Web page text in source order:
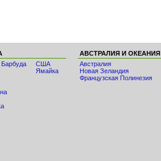
Барбуда
США
Ямайка
АВСТРАЛИЯ И ОКЕАНИЯ
Австралия
Новая Зеландия
Французская Полинезия